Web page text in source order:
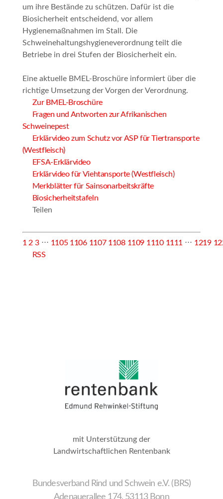
um ihre Bestände zu schützen. Dafür ist die
Biosicherheit entscheidend, vor allem
Hygienemaßnahmen im Stall. Die
Schweinehaltungshygieneverordnung teilt die
Betriebe in drei Stufen der Biosicherheit ein.
Eine aktuelle BMEL-Broschüre informiert über die
richtige Umsetzung der Vorgen der Verordnung.
Zur BMEL-Broschüre
Fragen und Antworten zur Afrikanischen
Schweinepest
Erklärvideo zum Schutz vor ASP für Tiertransporte
(Westfleisch)
EFSA-Erklärvideo
Erklärvideo für Viehtansporte (Westfleisch)
Merkblätter für Sainsonarbeitskräfte
Biosicherheitstafeln
Teilen
1 2 3⋅⋅⋅ 1105 1106 1107 1108 1109 1110 1111 ⋅⋅⋅ 1219
RSS
mit Unterstützung der
Landwirtschaftlichen Rentenbank
Bundesverband Rind und Schwein e.V. (BRS)
Adenauerallee 174, 53113 Bonn